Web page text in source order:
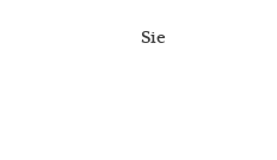
Sie